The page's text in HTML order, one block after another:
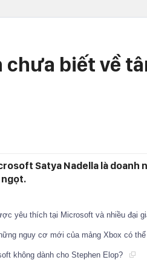
biết về
Satya Nadella là doanh
ngọt.
yêu thích tại Microsoft và nhiều đại
nguy cơ mới của mảng Xbox có
không dành cho Stephen Elop?